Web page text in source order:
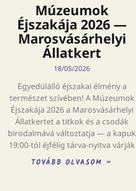
Múzeumok
Éjszakája 2026 —
Marosvásárhelyi
Állatkert
18/05/2026
Egyedülálló éjszakai élmény a
természet szívében! A Múzeumok
Éjszakája 2026 a Marosvásárhelyi
Állatkertet a titkok és a csodák
birodalmává változtatja — a kapuk
19:00-tól éjfélig tárva-nyitva várják
TOVÁBB OLVASOM »